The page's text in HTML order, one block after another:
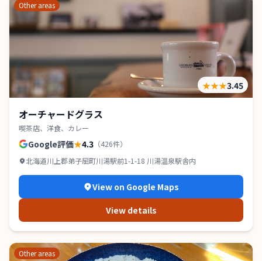
Other areas
★★★3.45
オーチャードグラス
喫茶店、洋食、カレー
Google評価★4.3 （426件）
北海道川上郡弟子屈町川湯駅前1-1-18 川湯温泉駅舎内
View on Google Maps
View details
Other areas